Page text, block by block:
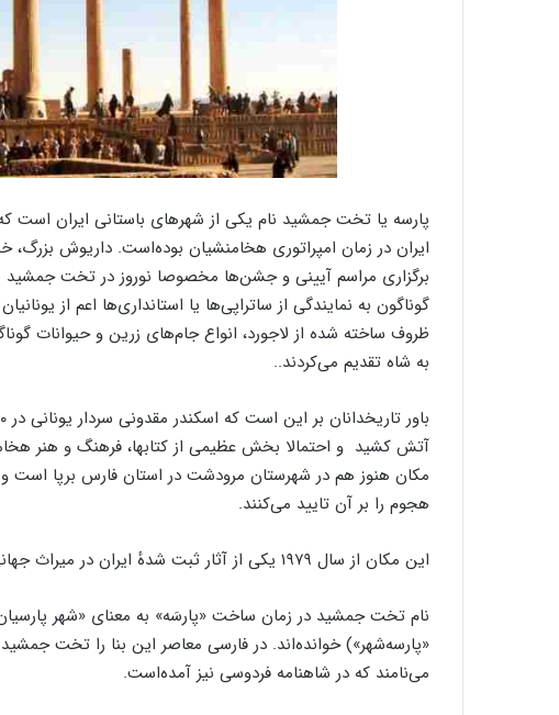
پارسه یا تخت جمشید نام یکی از شهرهای باستانی ایران است
برگزاری مراسم آیینی و جشن‌ها مخصوصا نوروز در تخت جمشید
گوناگون به نمایندگی از ساتراپی‌ها یا استانداری‌ها اعم از
ظروف ساخته شده از لاجورد، انواع جام‌های زرین و حیوانات
به شاه تقدیم می‌کردند..
آتش کشید و احتمالا بخش عظیمی از کتابها، فرهنگ و هنر
مکان هنوز هم در شهرستان مرودشت در استان فارس برپا است
هجوم را بر آن تایید می‌کنند.
این مکان از سال ۱۹۷۹ یکی از آثار ثبت شدهٔ ایران در میراث جهانی یونسکو است.
نام تخت جمشید در زمان ساخت «پارسَه» به معنای «شهر
«پارسه‌شهر») خوانده‌اند. در فارسی معاصر این بنا را تخت
می‌نامند که در شاهنامه فردوسی نیز آمده‌است.